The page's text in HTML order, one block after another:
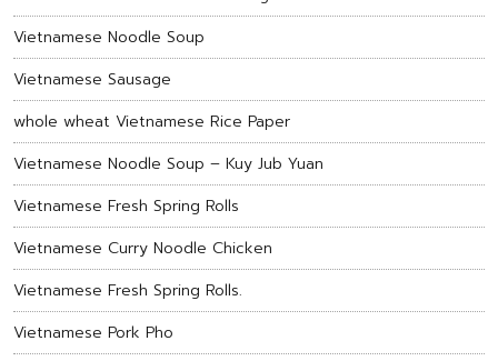
Vietnamese Noodle Soup
Vietnamese Sausage
whole wheat Vietnamese Rice Paper
Vietnamese Noodle Soup – Kuy Jub Yuan
Vietnamese Fresh Spring Rolls
Vietnamese Curry Noodle Chicken
Vietnamese Fresh Spring Rolls.
Vietnamese Pork Pho